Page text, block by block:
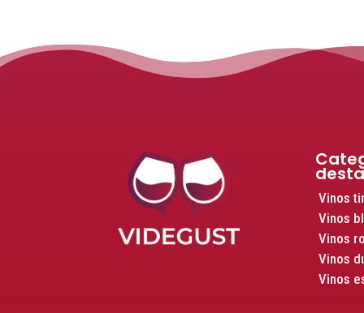
Vinos
Vinos
Vinos
Vinos
Vinos